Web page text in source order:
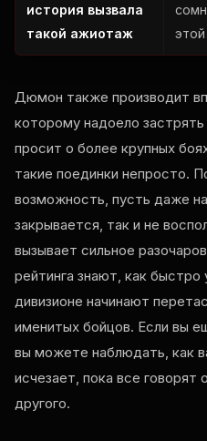
история вызвала
такой ажиотаж
Дюмон также производит
которому надоело
просит о более крупных
такие поединки непросто.
возможность, пусть даже
закрывается, так и не
вызывает сильное
рейтинга знают, как быстро
дивизионе начинают
именитых бойцов. Если вы
вы можете наблюдать, как
исчезает, пока все говорят
другого.